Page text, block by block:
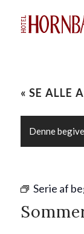
« SE ALLE
Denne
Serie af